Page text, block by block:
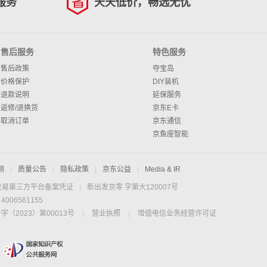
务 天天低价，畅选无忧
售后服务
售后政策
价格保护
退款说明
返修/退换货
取消订单
特色服务
夺宝岛
DIY装机
延保服务
京东E卡
京东通信
京鱼座智能
质量公告 隐私政策 京东公益 Media & IR
易第三方平台备案凭证
新出发京零 字第大120007号
4006561155
（2023）第00013号 营业执照
增值电信业务经营许可证